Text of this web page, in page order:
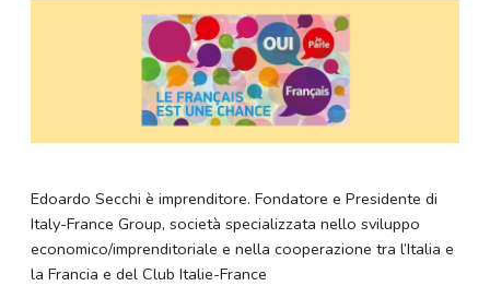
Edoardo Secchi è imprenditore. Fondatore e Presidente di
Italy-France Group, società specializzata nello sviluppo
economico/imprenditoriale e nella cooperazione tra l’Italia e
la Francia e del Club Italie-France